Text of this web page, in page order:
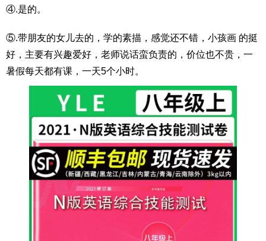
④.是的。
⑤.带朋友的女儿去的，学的素描，感觉还不错，小孩画 的挺
好，主要有兴趣爱好，老师说话蛮负责的，价位也不贵，一
暑假每天都有课，一天5个小时。